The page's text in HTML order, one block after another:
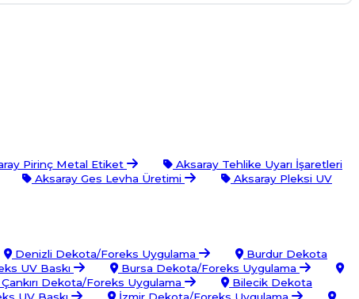
Pirinç Metal Etiket
Aksaray Tehlike Uyarı İşaretleri
Aksaray Ges Levha Üretimi
Aksaray Pleksi UV
Denizli Dekota/Foreks Uygulama
Burdur Dekota
UV Baskı
Bursa Dekota/Foreks Uygulama
Dekota/Foreks Uygulama
Bilecik Dekota